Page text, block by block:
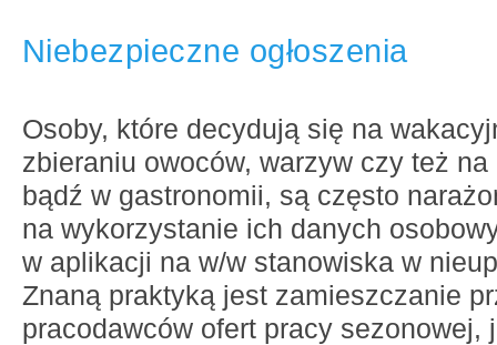
Niebezpieczne ogłoszenia
Osoby, które decydują się na
zbieraniu owoców, warzyw czy też
bądź w gastronomii, są często
na wykorzystanie ich danych
w aplikacji na w/w stanowiska w
Znaną praktyką jest zamieszczanie
pracodawców ofert pracy sezonowej,